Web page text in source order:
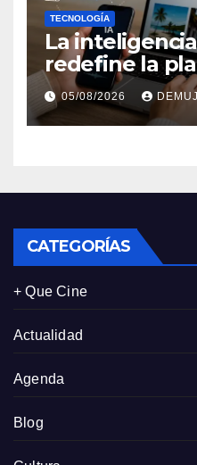
TECNOLOGÍA
La
redefine la
viajes: Los
centran sus
expectativas
05/08/2026
CATEGORÍAS
+ Que Cine
Actualidad
Agenda
Blog